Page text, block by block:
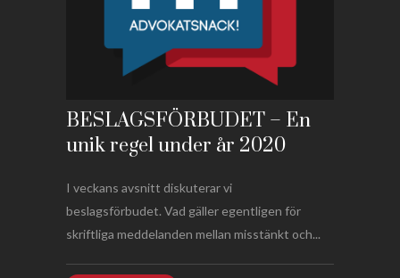
BESLAGSFÖRBUDET – En
unik regel under år 2020
I veckans avsnitt diskuterar vi
beslagsförbudet. Vad gäller egentligen för
skriftliga meddelanden mellan misstänkt och...